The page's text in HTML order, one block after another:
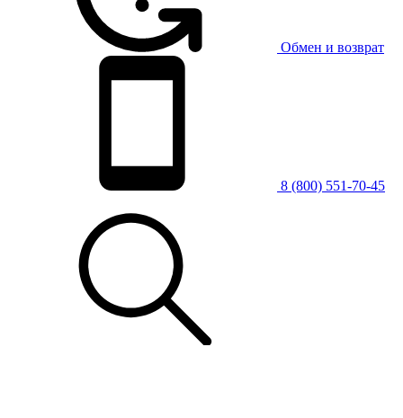
Обмен и возврат
8 (800) 551-70-45